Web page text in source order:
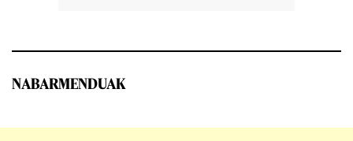
NABARMENDUAK